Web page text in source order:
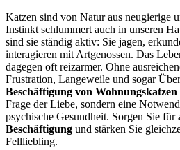
Katzen sind von Natur aus neugierige
Instinkt schlummert auch in unseren
sind sie ständig aktiv: Sie jagen,
interagieren mit Artgenossen. Das
dagegen oft reizarmer. Ohne
Frustration, Langeweile und sogar
Beschäftigung von Wohnungskatzen
Frage der Liebe, sondern eine
psychische Gesundheit. Sorgen Sie für
Beschäftigung und stärken Sie
Fellliebling.